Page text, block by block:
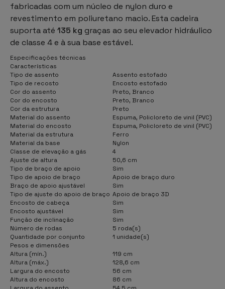
fabricadas com um núcleo de nylon duro e
revestimento em poliuretano macio. Esta cadeira
suporta até 135 kg graças ao seu elevador hidráulico
de classe 4 e à sua base estável.
Especificações técnicas
Características
Tipo de assento
Assento estofado
Tipo de recosto
Encosto estofado
Cor do assento
Preto, Branco
Cor do encosto
Preto, Branco
Cor da estrutura
Preto
Material do assento
Espuma, Policloreto de vinil (PVC)
Material do encosto
Espuma, Policloreto de vinil (PVC)
Material da estrutura
Ferro
Material da base
Nylon
Classe de elevação a gás
4
Ajuste de altura
50,6 cm
Tipo de braço de apoio
Sim
Tipo de apoio de braço
Apoio de braço duro
Braço de apoio ajustável
Sim
Tipo de ajuste do apoio de braço Apoio de braço 3D
Encosto de cabeça
Sim
Encosto ajustável
Sim
Função de inclinação
Sim
Número de rodas
5 roda(s)
Quantidade por conjunto
1 unidade(s)
Pesos e dimensões
Altura (mín.)
119 cm
Altura (máx.)
128,6 cm
Largura do encosto
56 cm
Altura do encosto
86 cm